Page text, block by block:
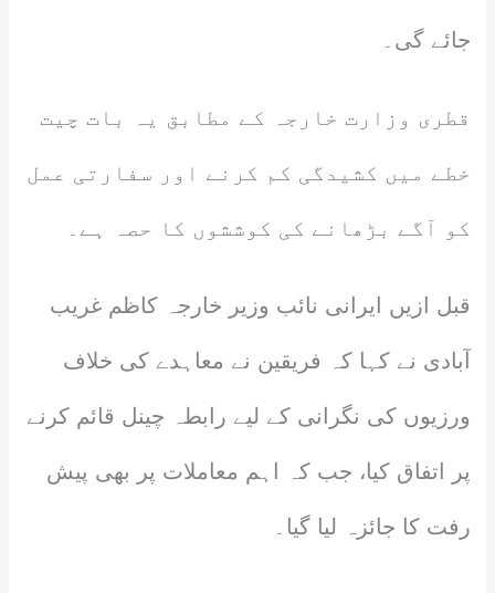
جائے گی۔
قطری وزارت خارجہ کے مطابق یہ بات چیت
خطے میں کشیدگی کم کرنے اور سفارتی عمل
کو آگے بڑھانے کی کوششوں کا حصہ ہے۔
قبل ازیں ایرانی نائب وزیر خارجہ کاظم غریب
آبادی نے کہا کہ فریقین نے معاہدے کی خلاف
ورزیوں کی نگرانی کے لیے رابطہ چینل قائم کرنے
پر اتفاق کیا، جب کہ اہم معاملات پر بھی پیش
رفت کا جائزہ لیا گیا۔